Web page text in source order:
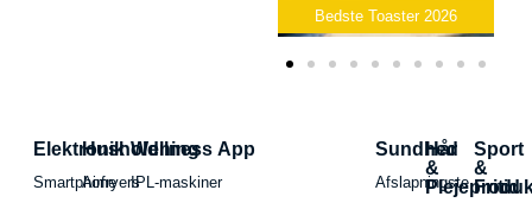
Bedste Toaster 2026
Elektronik
Smartphone
Husholdning
Airfryers
Wellness App
IPL-maskiner
Sundhed
Afslapningste
Hår
&
Sport
&
Fritid